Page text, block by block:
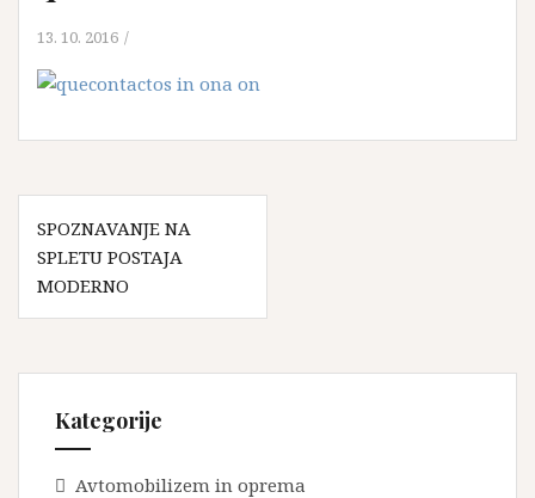
13. 10. 2016
Navigacija
prispevka
SPOZNAVANJE NA
SPLETU POSTAJA
MODERNO
Kategorije
Avtomobilizem in oprema